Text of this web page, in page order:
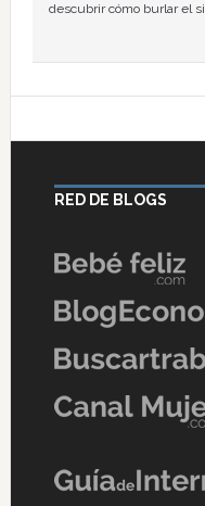
descubrir cómo burlar el
RED DE BLOGS